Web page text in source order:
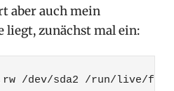
aber auch mein
liegt, zunächst mal ein:
/dev/sda2 /run/live/